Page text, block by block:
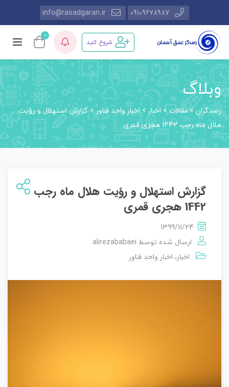
09109678987
info@rasadgaran.ir
شروع کنید
0
وبلاگ
رصدگران>مقالات> اخبار >اخبار واحد فناور>گزارش استهلال و رؤیت
هلال ماه رجب 1442 هجری قمری
گزارش استهلال و رؤیت هلال ماه رجب
1442 هجری قمری
1399/11/24
ارسال شده توسط alirezababaei
اخبار، اخبار واحد فناور